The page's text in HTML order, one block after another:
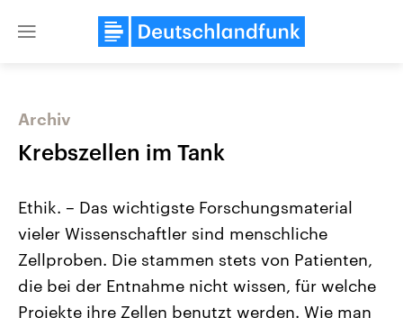
Close
Landtagswahl Sachsen-Anhalt
USA
Archiv
Krebszellen im Tank
Ethik. – Das wichtigste Forschungsmaterial
vieler Wissenschaftler sind menschliche
Zellproben. Die stammen stets von Patienten,
die bei der Entnahme nicht wissen, für welche
Projekte ihre Zellen benutzt werden. Wie man